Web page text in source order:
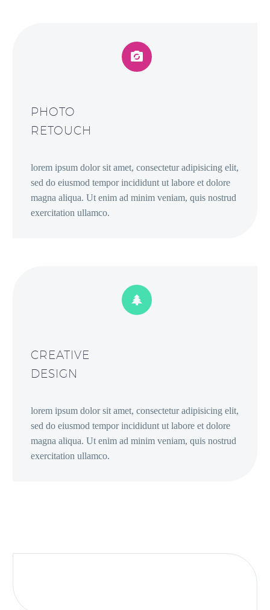


PHOTO
RETOUCH
lorem ipsum dolor sit amet, consectetur adipisicing elit,
sed do eiusmod tempor incididunt ut labore et dolore
magna aliqua. Ut enim ad minim veniam, quis nostrud
exercitation ullamco.


CREATIVE
DESIGN
lorem ipsum dolor sit amet, consectetur adipisicing elit,
sed do eiusmod tempor incididunt ut labore et dolore
magna aliqua. Ut enim ad minim veniam, quis nostrud
exercitation ullamco.